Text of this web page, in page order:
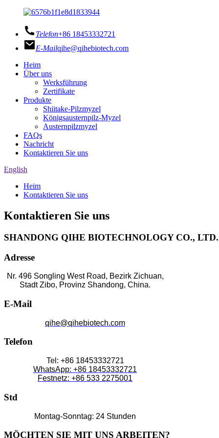
Telefon+86 18453332721
E-Mailqihe@qihebiotech.com
Heim
Über uns
Werksführung
Zertifikate
Produkte
Shiitake-Pilzmyzel
Königsausternpilz-Myzel
Austernpilzmyzel
FAQs
Nachricht
Kontaktieren Sie uns
English
Heim
Kontaktieren Sie uns
Kontaktieren Sie uns
SHANDONG QIHE BIOTECHNOLOGY CO., LTD.
Adresse
Nr. 496 Songling West Road, Bezirk Zichuan,
Stadt Zibo, Provinz Shandong, China.
E-Mail
qihe@qihebiotech.com
Telefon
Tel: +86 18453332721
WhatsApp: +86 18453332721
Festnetz: +86 533 2275001
Std
Montag-Sonntag: 24 Stunden
MÖCHTEN SIE MIT UNS ARBEITEN?